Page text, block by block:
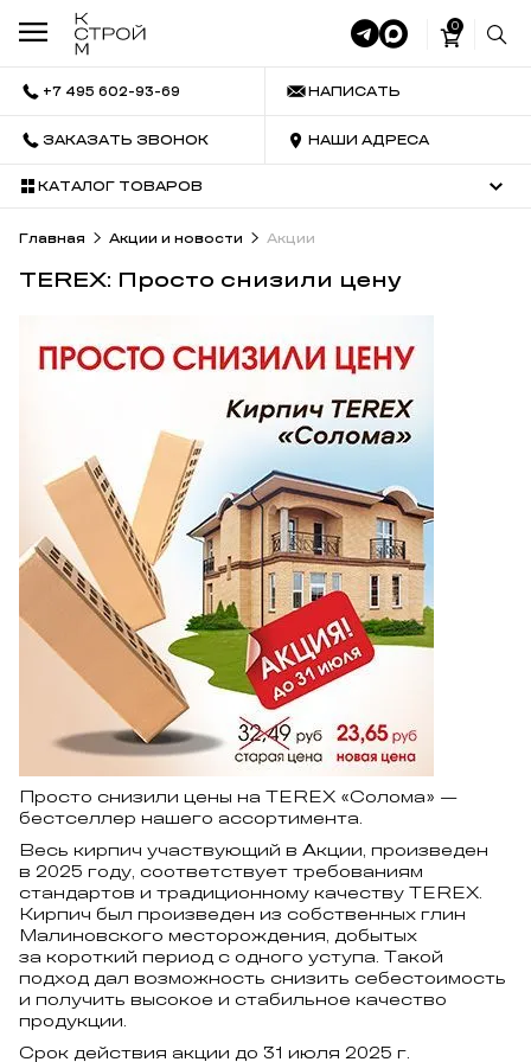
0
+7 495 602-93-69 НАПИСАТЬ
ЗАКАЗАТЬ ЗВОНОК НАШИ АДРЕСА
КАТАЛОГ ТОВАРОВ
Главная Акции и новости Акции
TEREX: Просто снизили цену
Просто снизили цены на TEREX «Солома» —
бестселлер нашего ассортимента.
Весь кирпич участвующий в Акции, произведен
в 2025 году, соответствует требованиям
стандартов и традиционному качеству TEREX.
Кирпич был произведен из собственных глин
Малиновского месторождения, добытых
за короткий период с одного уступа. Такой
подход дал возможность снизить себестоимость
и получить высокое и стабильное качество
продукции.
Срок действия акции до 31 июля 2025 г.